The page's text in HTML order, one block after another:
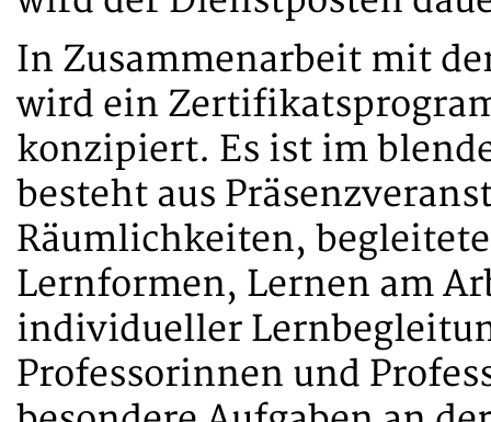
In Zusammenarbeit mit
wird ein
konzipiert. Es ist im
besteht aus
Räumlichkeiten,
Lernformen, Lernen am
individueller
Professorinnen und